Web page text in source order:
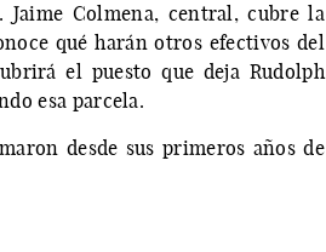
Jaime Colmena, central, cubre la
qué harán otros efectivos del
el puesto que deja Rudolph
esa parcela.
desde sus primeros años de